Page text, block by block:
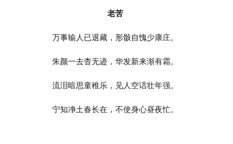
老苦
万事输人已退藏，形骸自愧少康庄。
朱颜一去杳无迹，华发新来渐有霜。
流泪暗思童稚乐，见人空话壮年强。
宁知净土春长在，不使身心昼夜忙。